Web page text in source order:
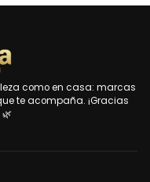
como en casa: marcas
te acompaña. ¡Gracias